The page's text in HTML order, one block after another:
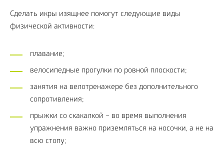
Сделать икры изящнее помогут следующие виды
физической активности:
плавание;
велосипедные прогулки по ровной плоскости;
занятия на велотренажере без дополнительного
сопротивления;
прыжки со скакалкой – во время выполнения
упражнения важно приземляться на носочки, а не на
всю стопу;